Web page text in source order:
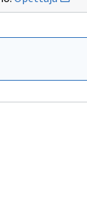
uuden